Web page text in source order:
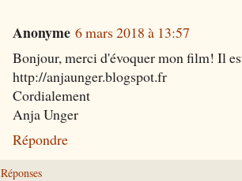
Anonyme 6 mars 2018 à 13:57
Bonjour, merci d'évoquer mon film! Il
http://anjaunger.blogspot.fr
Cordialement
Anja Unger
Répondre
Réponses